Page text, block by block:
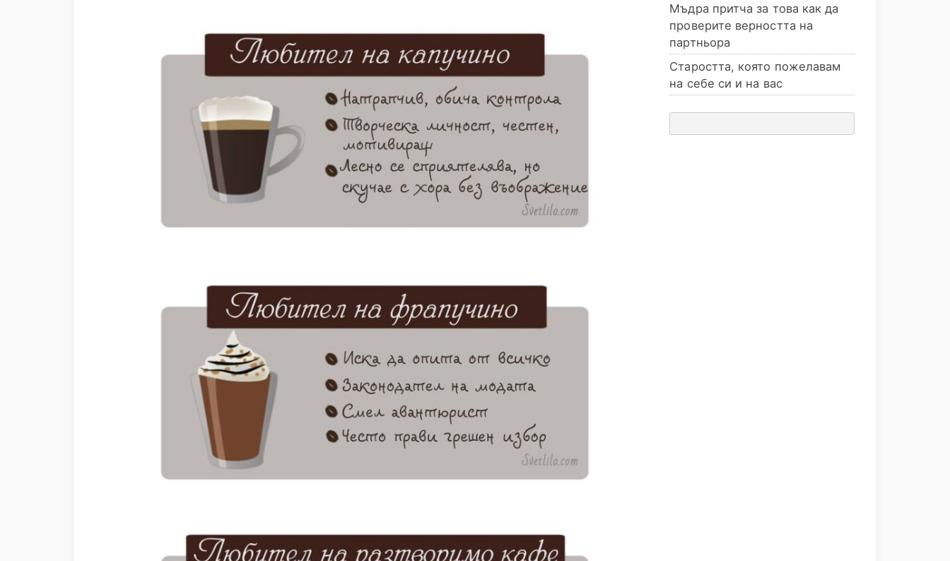
Мъдра притча за това как да
проверите верността на
партньора
Старостта, която пожелавам
на себе си и на вас